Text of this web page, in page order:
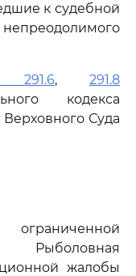
к судебной
291.6, 291.8
кодекса
Суда
Рыболовная
жалобы